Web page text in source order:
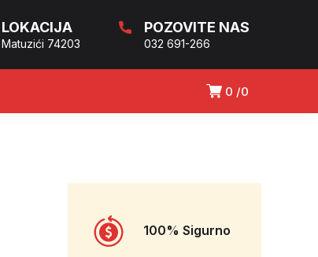
LOKACIJA
Matuzići 74203
POZOVITE NAS
032 691-266
0 0
100% Sigurno